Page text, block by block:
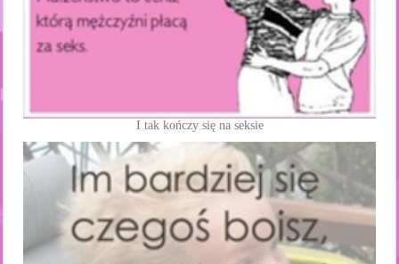
I tak kończy się na seksie